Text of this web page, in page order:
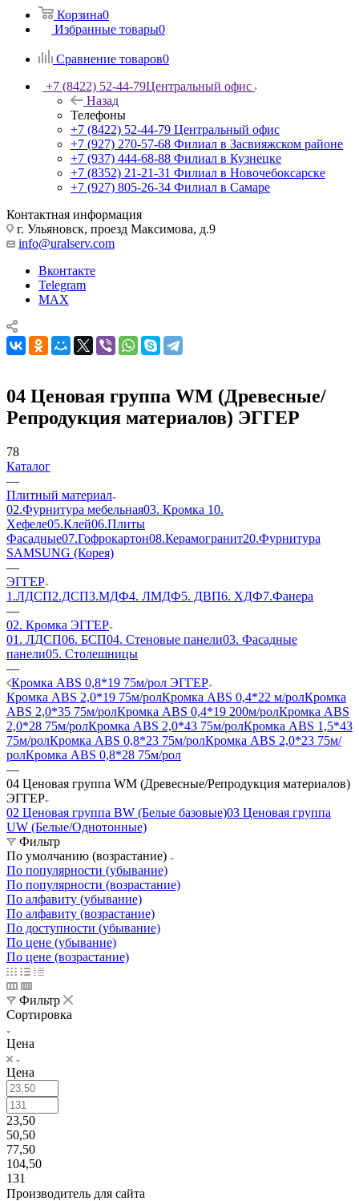
Корзина0
Избранные товары0
Сравнение товаров0
+7 (8422) 52-44-79Центральный офис
Назад
Телефоны
+7 (8422) 52-44-79 Центральный офис
+7 (927) 270-57-68 Филиал в Засвияжском районе
+7 (937) 444-68-88 Филиал в Кузнецке
+7 (8352) 21-21-31 Филиал в Новочебоксарске
+7 (927) 805-26-34 Филиал в Самаре
Контактная информация
г. Ульяновск, проезд Максимова, д.9
info@uralserv.com
Вконтакте
Telegram
MAX
04 Ценовая группа WM (Древесные/
Репродукция материалов) ЭГГЕР
78
Каталог
—
Плитный материал
02.Фурнитура мебельная03. Кромка 10.
Хефеле05.Клей06.Плиты
Фасадные07.Гофрокартон08.Керамогранит20.Фурнитура
SAMSUNG (Корея)
—
ЭГГЕР
1.ЛДСП2.ДСП3.МДФ4. ЛМДФ5. ДВП6. ХДФ7.Фанера
—
02. Кромка ЭГГЕР
01. ЛДСП06. БСП04. Стеновые панели03. Фасадные
панели05. Столешницы
—
Кромка ABS 0,8*19 75м/рол ЭГГЕР
Кромка ABS 2,0*19 75м/ролКромка ABS 0,4*22 м/ролКромка
ABS 2,0*35 75м/ролКромка ABS 0,4*19 200м/ролКромка ABS
2,0*28 75м/ролКромка ABS 2,0*43 75м/ролКромка ABS 1,5*43
75м/ролКромка ABS 0,8*23 75м/ролКромка ABS 2,0*23 75м/
ролКромка ABS 0,8*28 75м/рол
—
04 Ценовая группа WM (Древесные/Репродукция материалов)
ЭГГЕР
02 Ценовая группа BW (Белые базовые)03 Ценовая группа
UW (Белые/Однотонные)
Фильтр
По умолчанию (возрастание)
По популярности (убывание)
По популярности (возрастание)
По алфавиту (убывание)
По алфавиту (возрастание)
По доступности (убывание)
По цене (убывание)
По цене (возрастание)
Фильтр
Сортировка
Цена
Цена
23,50
50,50
77,50
104,50
131
Производитель для сайта